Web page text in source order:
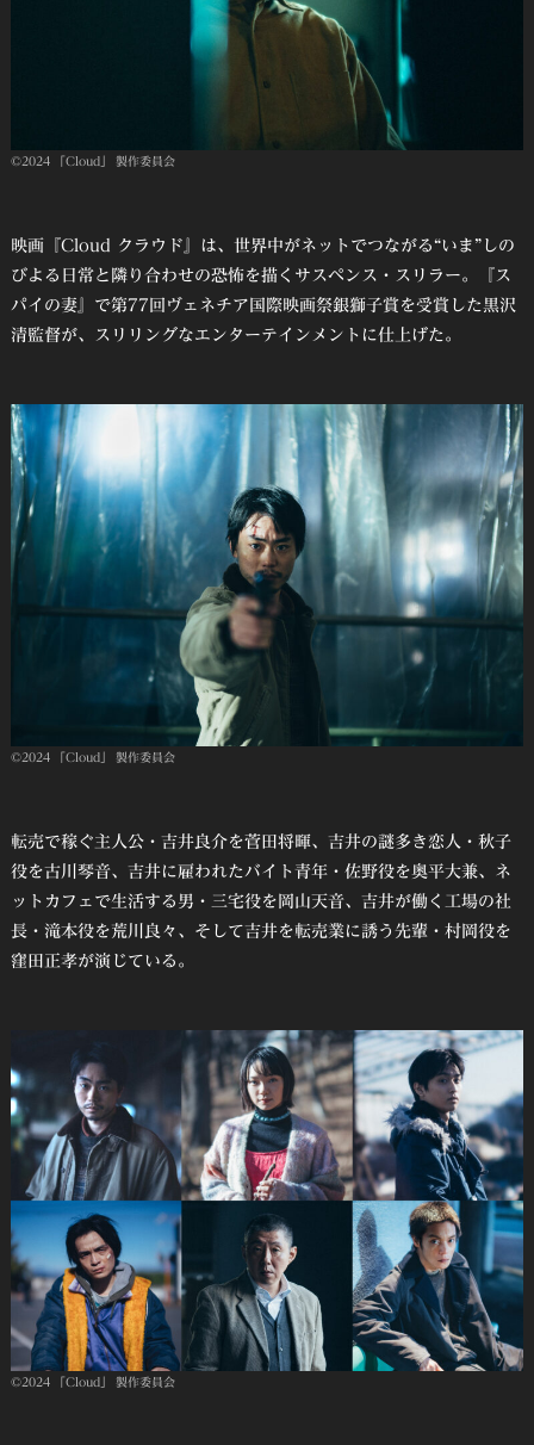
©2024 「Cloud」 製作委員会
映画『Cloud クラウド』は、世界中がネットでつながる“いま”しの
びよる日常と隣り合わせの恐怖を描くサスペンス・スリラー。『ス
パイの妻』で第77回ヴェネチア国際映画祭銀獅子賞を受賞した黒沢
清監督が、スリリングなエンターテインメントに仕上げた。
©2024 「Cloud」 製作委員会
転売で稼ぐ主人公・吉井良介を菅田将暉、吉井の謎多き恋人・秋子
役を古川琴音、吉井に雇われたバイト青年・佐野役を奥平大兼、ネ
ットカフェで生活する男・三宅役を岡山天音、吉井が働く工場の社
長・滝本役を荒川良々、そして吉井を転売業に誘う先輩・村岡役を
窪田正孝が演じている。
©2024 「Cloud」 製作委員会